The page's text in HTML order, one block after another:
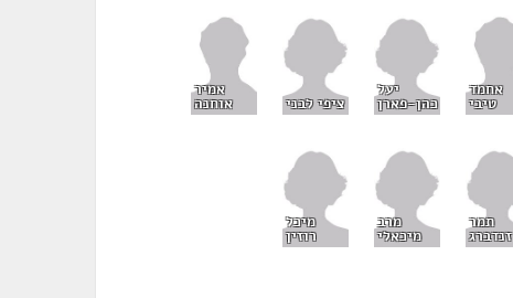
אחמד
טיבי
יעל
כהן-פארן ציפי לבני
אמיר
אוחנה
תמר
זנדברג
מרב
מיכאלי
מיכל
רוזין